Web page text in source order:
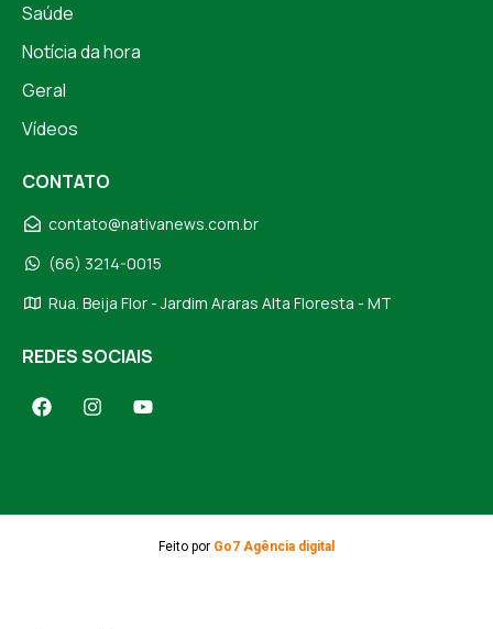
Saúde
Notícia da hora
Geral
Vídeos
CONTATO
contato@nativanews.com.br
(66) 3214-0015
Rua. Beija Flor - Jardim Araras Alta Floresta - MT
REDES SOCIAIS
Feito por Go7 Agência digital